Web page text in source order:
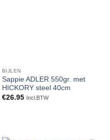
BIJLEN
Sappie ADLER 550gr. met
HICKORY steel 40cm
€26.95 Incl.BTW